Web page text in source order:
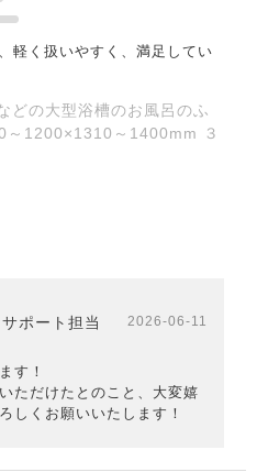
軽く扱いやすく、満足してい
どの大型浴槽のお風呂のふ
1200×1310～1400mm ３
ポート担当 2026-06-11
す！
ただけたとのこと、大変嬉
しくお願いいたします！